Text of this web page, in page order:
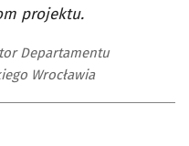
projektu.
Departamentu
Wrocławia